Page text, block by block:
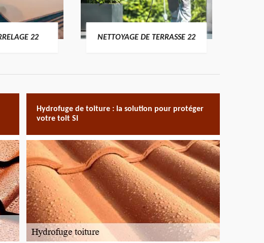
22 NETTOYAGE DE TERRASSE 22
Hydrofuge de toiture : la solution pour protéger
votre toit SI